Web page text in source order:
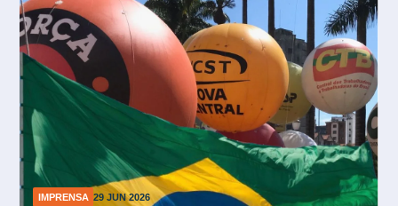
IMPRENSA 26 JUN 2026